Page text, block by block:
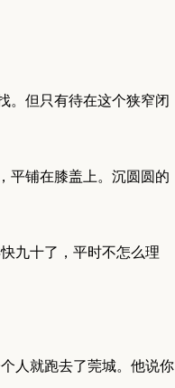
。但只有待在这个狭窄闭
平铺在膝盖上。沉圆圆的
九十了，平时不怎么理
人就跑去了莞城。他说你